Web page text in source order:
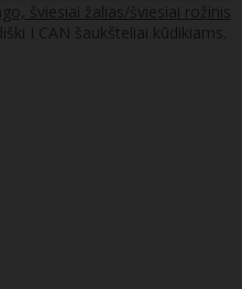
šviesiai žalias/šviesiai rožinis
I CAN šaukšteliai kūdikiams.